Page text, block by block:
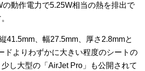
の動作電力で5.25W相当の熱を排出で
41.5mm、幅27.5mm、厚さ2.8mmと
ドよりわずかに大きい程度のシートの
し大型の「AirJet Pro」も公開されて